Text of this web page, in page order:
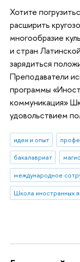
Хотите
расширить
многообразие
и стран
зарядиться
Преподаватели
программы
коммуникация»
удовольствием
идеи и опыт
бакалавриат
международное
Школа иностранных